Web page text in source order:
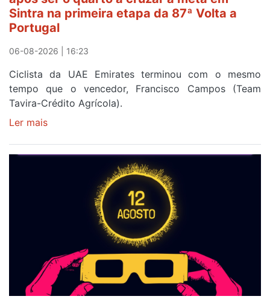
da
Volta
a
Portugal
Sintra na primeira etapa da 87ª Volta a
Portugal
06-08-2026 | 16:23
Ciclista da UAE Emirates terminou com o mesmo
tempo que o vencedor, Francisco Campos (Team
Tavira-Crédito Agrícola).
Ler mais
ser
o
quarto
a